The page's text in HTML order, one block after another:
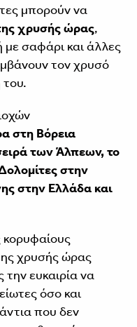
μπορούν να
χρυσής ώρας,
σαφάρι και άλλες
τον χρυσό
στη Βόρεια
των Άλπεων, το
στην
στην Ελλάδα και
χρυσής ώρας
ευκαιρία να
όσο και
που δεν